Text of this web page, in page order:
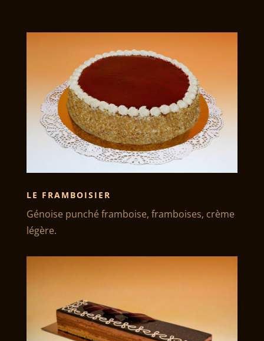
LE FRAMBOISIER
Génoise punché framboise, framboises, crème
légère.